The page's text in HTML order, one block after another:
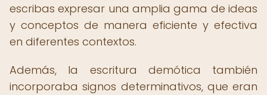
escribas expresar una amplia gama de ideas
y conceptos de manera eficiente y efectiva
en diferentes contextos.
Además, la escritura demótica también
incorporaba signos determinativos, que eran